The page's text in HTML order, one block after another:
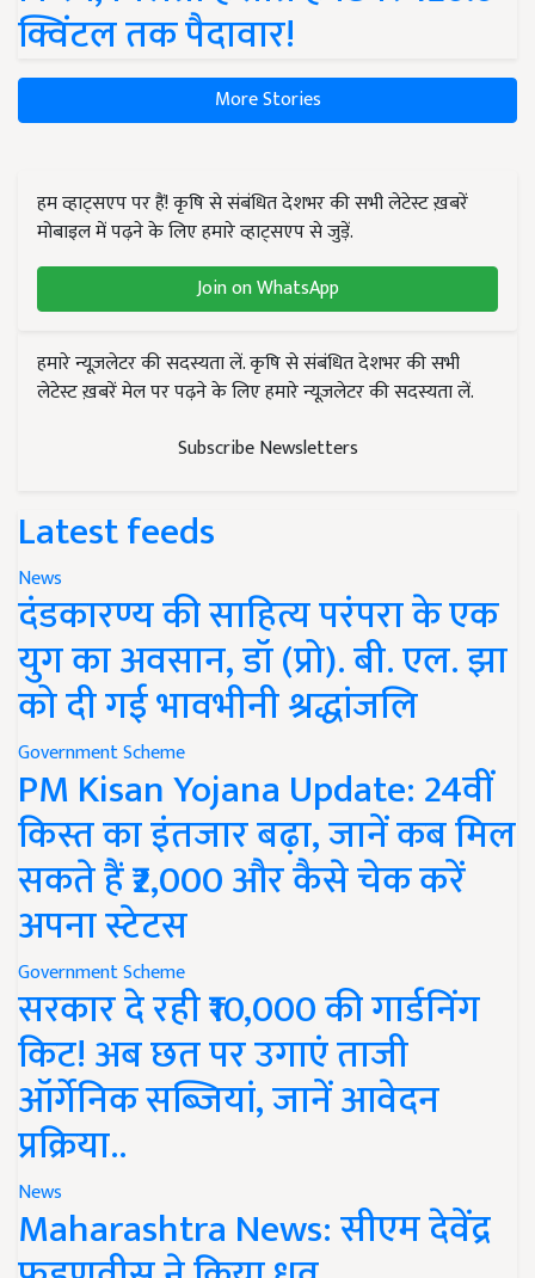
क्विंटल तक पैदावार!
More Stories
हम व्हाट्सएप पर हैं! कृषि से संबंधित देशभर की सभी लेटेस्ट ख़बरें
मोबाइल में पढ़ने के लिए हमारे व्हाट्सएप से जुड़ें.
Join on WhatsApp
हमारे न्यूज़लेटर की सदस्यता लें. कृषि से संबंधित देशभर की सभी
लेटेस्ट ख़बरें मेल पर पढ़ने के लिए हमारे न्यूज़लेटर की सदस्यता लें.
Subscribe Newsletters
Latest feeds
News
दंडकारण्य की साहित्य परंपरा के एक
युग का अवसान, डॉ (प्रो). बी. एल. झा
को दी गई भावभीनी श्रद्धांजलि
Government Scheme
PM Kisan Yojana Update: 24वीं
किस्त का इंतजार बढ़ा, जानें कब मिल
सकते हैं ₹2,000 और कैसे चेक करें
अपना स्टेटस
Government Scheme
सरकार दे रही ₹10,000 की गार्डनिंग
किट! अब छत पर उगाएं ताजी
ऑर्गेनिक सब्जियां, जानें आवेदन
प्रक्रिया..
News
Maharashtra News: सीएम देवेंद्र